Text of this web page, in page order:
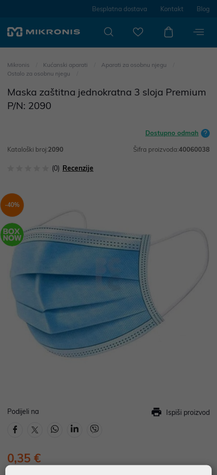
Besplatna dostava Kontakt Blog
Mikronis Kućanski aparati
Aparati za osobnu njegu
Ostalo za osobnu njegu
Maska zaštitna jednokratna 3 sloja Premium
P/N: 2090
Dostupno odmah
Kataloški broj:2090 Šifra proizvoda:40060038
(0) Recenzije
-40%
Podijeli na Ispiši proizvod
0,35 €